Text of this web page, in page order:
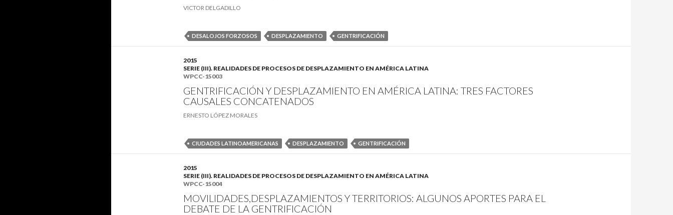
VICTOR DELGADILLO
DESALOJOS FORZOSOS DESPLAZAMIENTO GENTRIFICACIÓN
2015
SERIE (III). REALIDADES DE PROCESOS DE DESPLAZAMIENTO EN AMÉRICA LATINA
WPCC-15003
GENTRIFICACIÓN Y DESPLAZAMIENTO EN AMÉRICA LATINA: TRES FACTORES
CAUSALES CONCATENADOS
ERNESTO LÓPEZ MORALES
CIUDADES LATINOAMERICANAS DESPLAZAMIENTO GENTRIFICACIÓN
2015
SERIE (III). REALIDADES DE PROCESOS DE DESPLAZAMIENTO EN AMÉRICA LATINA
WPCC-15004
MOVILIDADES,DESPLAZAMIENTOS Y TERRITORIOS: ALGUNOS APORTES PARA EL
DEBATE DE LA GENTRIFICACIÓN